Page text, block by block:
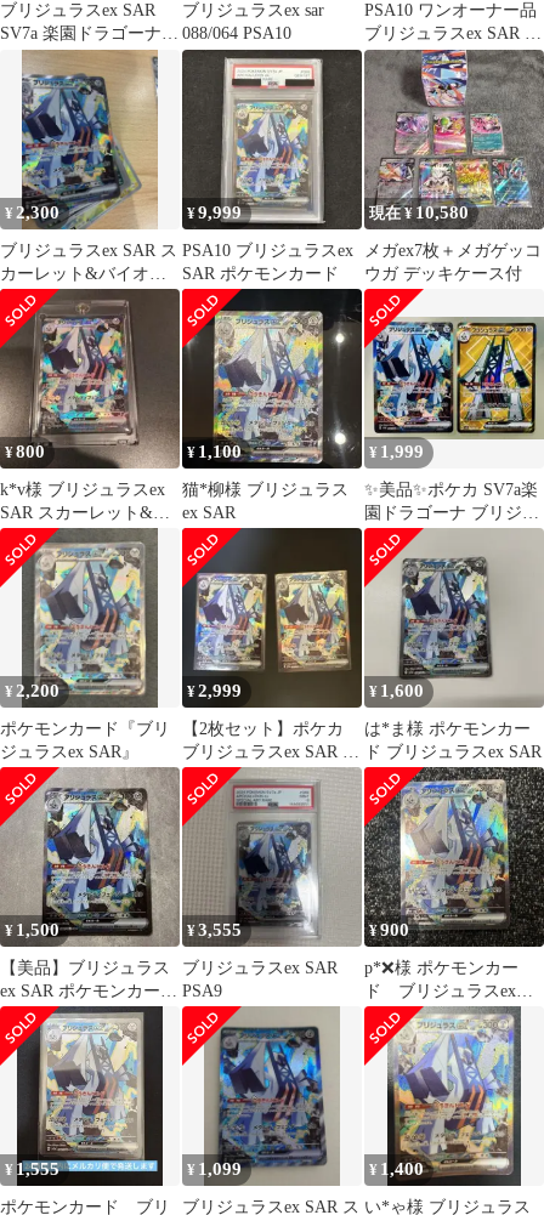
ブリジュラスex SAR
SV7a 楽園ドラゴーナ
088/064 美品
ブリジュラスex sar
088/064 PSA10
PSA10 ワンオーナー品
ブリジュラスex SAR 楽
園ドラゴーナ ポケカ
¥ 2,300
ブリジュラスex SAR ス
カーレット&バイオレ
ット 強化拡張パック 楽
園ドラ…
¥9,999
PSA10 ブリジュラスex
SAR ポケモンカード
現在 ¥ 10,580
メガex7枚＋メガゲッコ
ウガ デッキケース付
¥800
k*v様 ブリジュラスex
SAR スカーレット&バ
イオレット 強化拡張パ
ック
¥ 1,100
猫*柳様 ブリジュラス
ex SAR
¥ 1,999
✨美品✨ポケカ SV7a楽
園ドラゴーナ ブリジュ
ラスex SAR & SR 2点
¥ 2,200
ポケモンカード『ブリ
ジュラスex SAR』
¥2,999
【2枚セット】ポケカ
ブリジュラスex SAR ポ
ケモンカード
¥ 1,600
は*ま様 ポケモンカー
ド ブリジュラスex SAR
¥ 1,500
【美品】ブリジュラス
ex SAR ポケモンカード
ポケカ 楽園ドラゴーナ
¥3,555
ブリジュラスex SAR
PSA9
¥900
p*❌様 ポケモンカー
ド ブリジュラスex
SAR
¥ 1,555
ポケモンカード ブリ
¥ 1,099
ブリジュラスex SAR ス
¥ 1,400
い*ゃ様 ブリジュラス